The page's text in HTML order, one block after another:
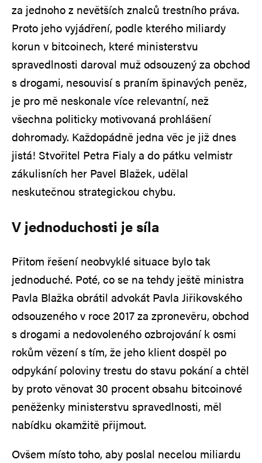
za jednoho z nevětších znalců trestního práva.
Proto jeho vyjádření, podle kterého miliardy
korun v bitcoinech, které ministerstvu
spravedlnosti daroval muž odsouzený za obchod
s drogami, nesouvisí s praním špinavých peněz,
je pro mě neskonale více relevantní, než
všechna politicky motivovaná prohlášení
dohromady. Každopádně jedna věc je již dnes
jistá! Stvořitel Petra Fialy a do pátku velmistr
zákulisních her Pavel Blažek, udělal
neskutečnou strategickou chybu.
V jednoduchosti je síla
Přitom řešení neobvyklé situace bylo tak
jednoduché. Poté, co se na tehdy ještě ministra
Pavla Blažka obrátil advokát Pavla Jiřikovského
odsouzeného v roce 2017 za zpronevěru, obchod
s drogami a nedovoleného ozbrojování k osmi
rokům vězení s tím, že jeho klient dospěl po
odpykání poloviny trestu do stavu pokání a chtěl
by proto věnovat 30 procent obsahu bitcoinové
peněženky ministerstvu spravedlnosti, měl
nabídku okamžitě přijmout.
Ovšem místo toho, aby poslal necelou miliardu